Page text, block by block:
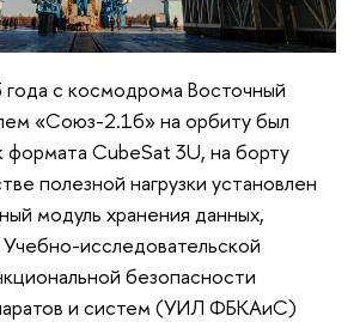
с космодрома Восточный
«Союз-2.1б» на орбиту был
формата CubeSat 3U, на борту
полезной нагрузки установлен
модуль хранения данных,
исследовательской
безопасности
и систем (УИЛ ФБКАиС)